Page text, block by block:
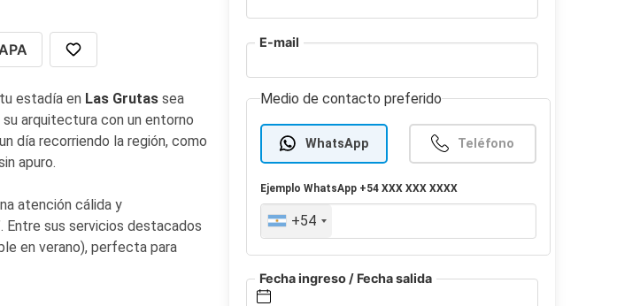
estadía en Las Grutas sea
arquitectura con un entorno
día recorriendo la región, como
apuro.
atención cálida y
Entre sus servicios destacados
en verano), perfecta para
E-mail
Medio de contacto preferido
WhatsApp Teléfono
EjemploWhatsApp +54 XXX XXX XXXX
+54
Fecha ingreso / Fecha salida